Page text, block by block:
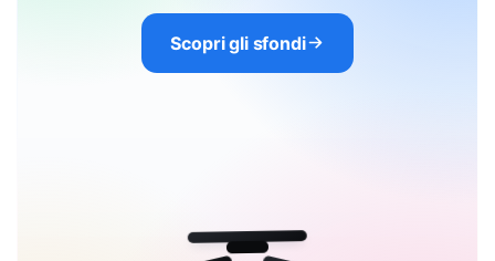
Scopri gli sfondi